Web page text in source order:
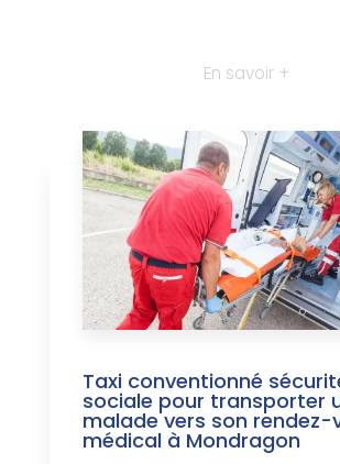
En savoir +
Taxi conventionné
sociale pour transporter
malade vers son rendez-
médical à Mondragon